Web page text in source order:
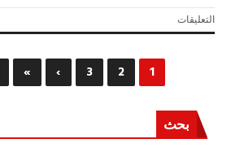
التعليقاتعلى
الأفلام
تستهدف
مصر
مغلقة
بحث